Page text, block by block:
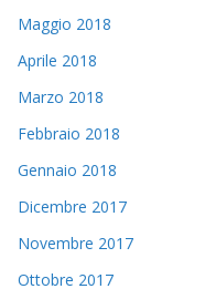
Maggio 2018
Aprile 2018
Marzo 2018
Febbraio 2018
Gennaio 2018
Dicembre 2017
Novembre 2017
Ottobre 2017